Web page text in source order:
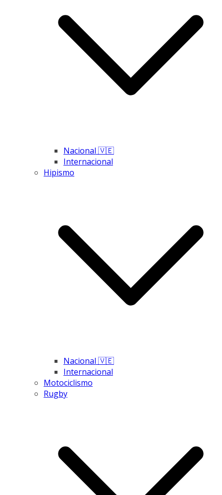
Nacional 🇻🇪
Internacional
Hipismo
Nacional 🇻🇪
Internacional
Motociclismo
Rugby